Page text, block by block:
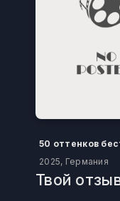
2025, Германия
Твой